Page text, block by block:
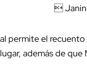

permite el
además de